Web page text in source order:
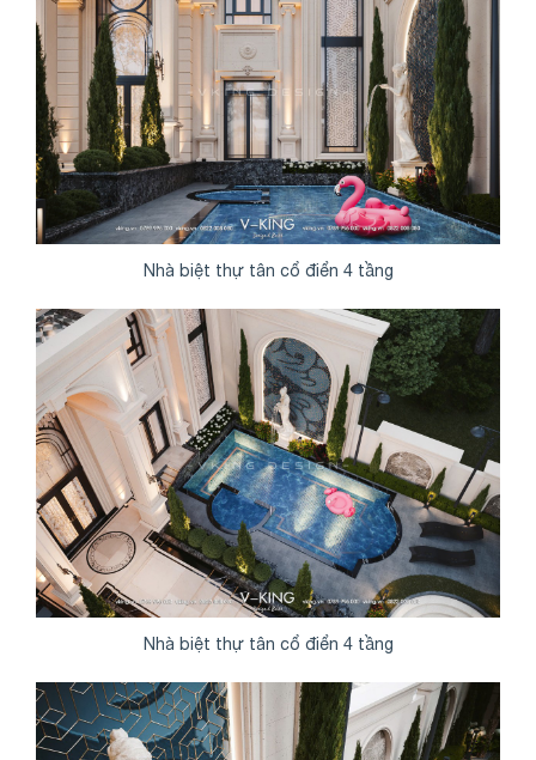
Nhà biệt thự tân cổ điển 4 tầng
Nhà biệt thự tân cổ điển 4 tầng